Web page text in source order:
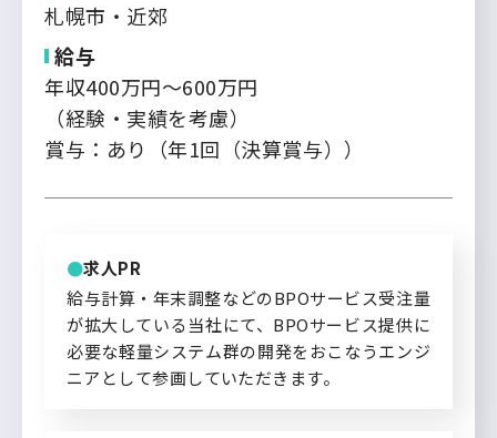
札幌市・近郊
給与
年収400万円～600万円
（経験・実績を考慮）
賞与：あり（年1回（決算賞与））
求人PR
給与計算・年末調整などのBPOサービス受注量
が拡大している当社にて、BPOサービス提供に
必要な軽量システム群の開発をおこなうエンジ
ニアとして参画していただきます。